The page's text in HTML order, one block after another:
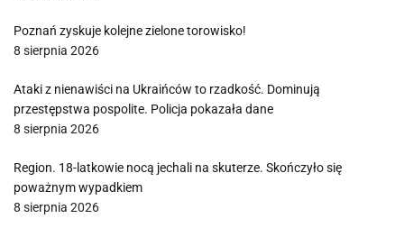
Poznań zyskuje kolejne zielone torowisko!
8 sierpnia 2026
Ataki z nienawiści na Ukraińców to rzadkość. Dominują
przestępstwa pospolite. Policja pokazała dane
8 sierpnia 2026
Region. 18-latkowie nocą jechali na skuterze. Skończyło się
poważnym wypadkiem
8 sierpnia 2026